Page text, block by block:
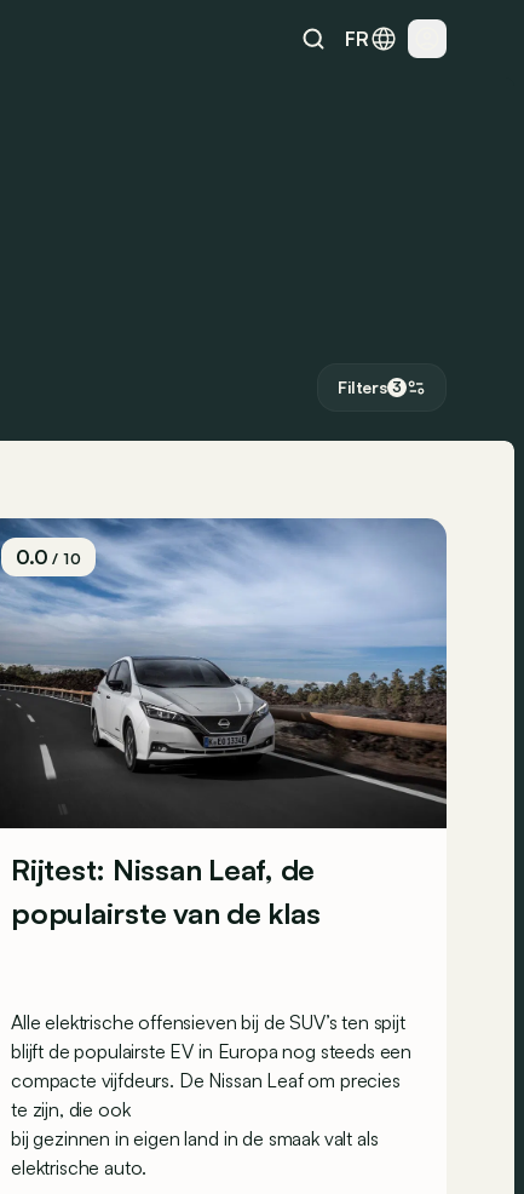
FR
Filters 3
0.0/ 10
Rijtest: Nissan Leaf, de
populairste van de klas
Alle elektrische offensieven bij de SUV’s ten spijt
blijft de populairste EV in Europa nog steeds een
compacte vijfdeurs. De Nissan Leaf om precies
te zijn, die ook
bij gezinnen in eigen land in de smaak valt als
elektrische auto.